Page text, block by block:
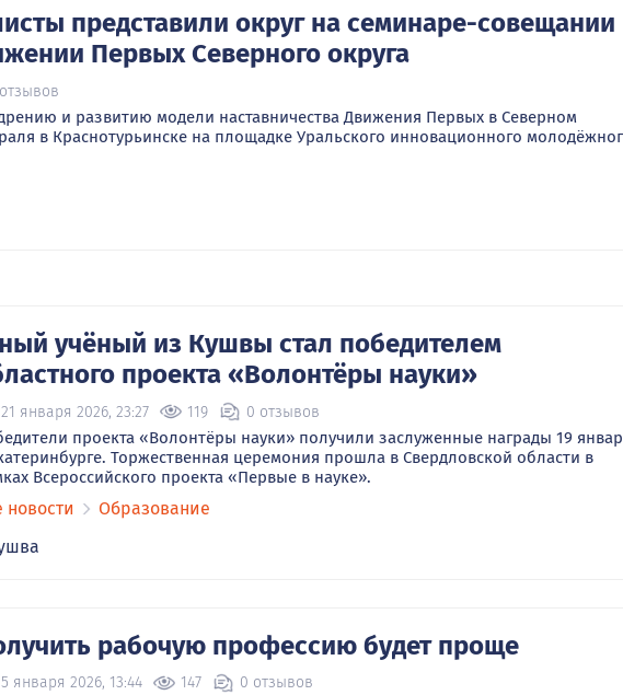
представили округ на семинаре-совещании
Первых Северного округа
и развитию модели наставничества Движения Первых в Северном
в Краснотурьинске на площадке Уральского инновационного
учёный из Кушвы стал победителем
проекта «Волонтёры науки»
21 января 2026, 23:27 119 0 отзывов
проекта «Волонтёры науки» получили заслуженные награды 19
Торжественная церемония прошла в Свердловской области в
Всероссийского проекта «Первые в науке».
новости Образование
рабочую профессию будет проще
5 января 2026, 13:44 147 0 отзывов